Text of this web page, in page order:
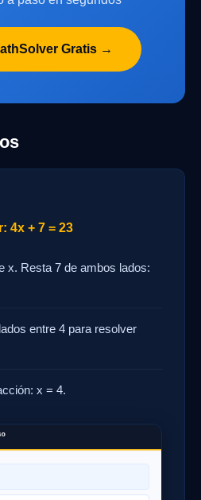
Gratis →
4x + 7 = 23
x. Resta 7 de ambos lados:
entre 4 para resolver
x = 4.